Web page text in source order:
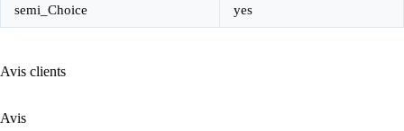
semi_Choice yes
Avis clients
Avis